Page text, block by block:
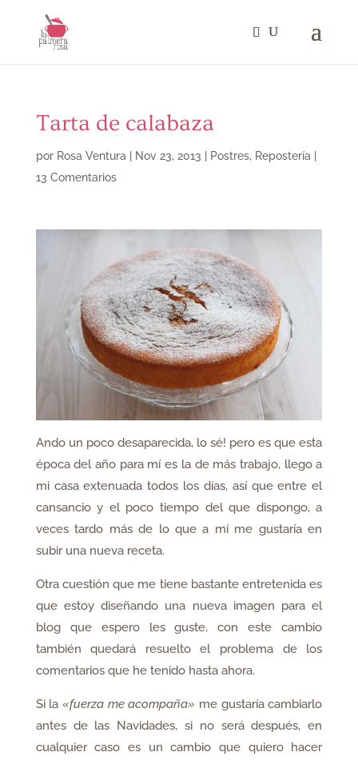
Tarta de calabaza
por Rosa Ventura Nov 23, 2013 Postres, Repostería
13 Comentarios
Ando un poco desaparecida, lo sé! pero es que esta
época del año para mí es la de más trabajo, llego a
mi casa extenuada todos los días, así que entre el
cansancio y el poco tiempo del que dispongo, a
veces tardo más de lo que a mí me gustaría en
subir una nueva receta.
Otra cuestión que me tiene bastante entretenida es
que estoy diseñando una nueva imagen para el
blog que espero les guste, con este cambio
también quedará resuelto el problema de los
comentarios que he tenido hasta ahora.
Si la«fuerza me acompaña» me gustaría cambiarlo
antes de las Navidades, si no será después, en
cualquier caso es un cambio que quiero hacer